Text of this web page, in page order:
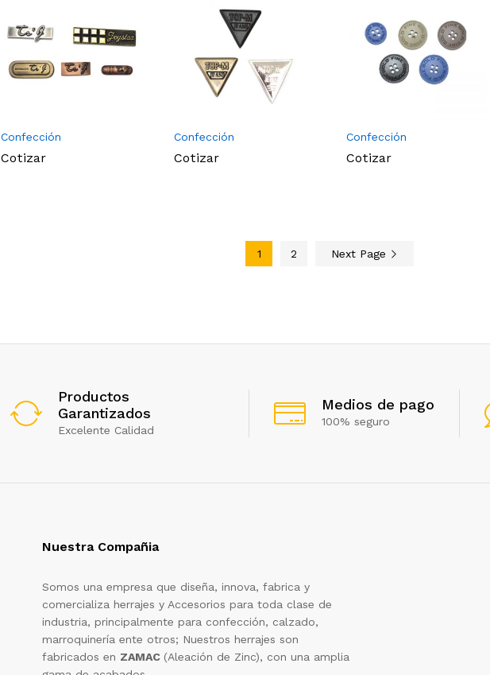
Confección
Cotizar
Confección
Cotizar
Confección
Cotizar
1 2 Next Page
Productos
Garantizados
Excelente Calidad
Medios de pago
100% seguro
Nuestra Compañia
Somos una empresa que diseña, innova, fabrica y
comercializa herrajes y Accesorios para toda clase de
industria, principalmente para confección, calzado,
marroquinería ente otros; Nuestros herrajes son
fabricados en ZAMAC (Aleación de Zinc), con una amplia